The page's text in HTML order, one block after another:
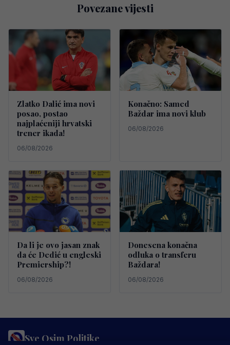
Povezane vijesti
Zlatko Dalić ima novi
posao, postao
najplaćeniji hrvatski
trener ikada!
06/08/2026
Konačno: Samed
Baždar ima novi klub
06/08/2026
Da li je ovo jasan znak
da će Dedić u engleski
Premiership?!
06/08/2026
Donesena konačna
odluka o transferu
Baždara!
06/08/2026
Sve Osim Politike